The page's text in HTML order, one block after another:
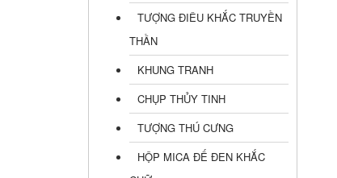
TƯỢNG ĐIÊU KHẮC TRUYỀN
THẦN
KHUNG TRANH
CHỤP THỦY TINH
TƯỢNG THÚ CƯNG
HỘP MICA ĐẾ ĐEN KHẮC